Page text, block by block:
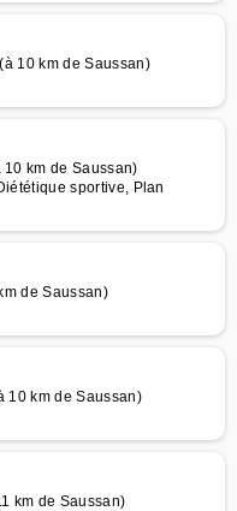
10 km de Saussan)
km de Saussan)
sportive, Plan
de Saussan)
10 km de Saussan)
km de Saussan)